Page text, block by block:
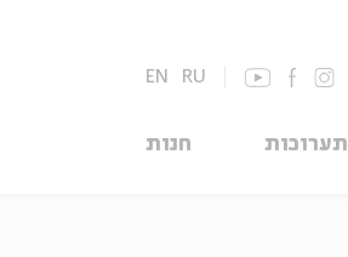
EN RU
תערוכות חנות